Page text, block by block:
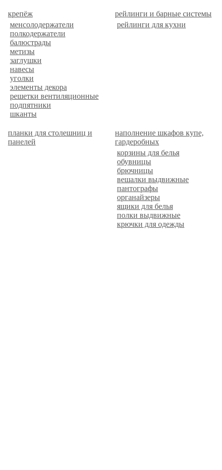
крепёж
менсолодержатели
полкодержатели
балюстрады
метизы
заглушки
навесы
уголки
элементы декора
решетки вентиляционные
подпятники
шканты
рейлинги и барные системы
рейлинги для кухни
планки для столешниц и
панелей
наполнение шкафов купе,
гардеробных
корзины для белья
обувницы
брючницы
вешалки выдвижные
пантографы
органайзеры
ящики для белья
полки выдвижные
крючки для одежды